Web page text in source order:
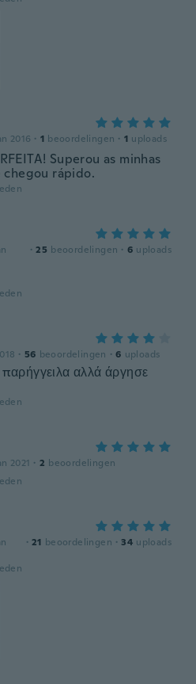
2016 · 1 beoordelingen · 1 uploads
Superou as minhas
chegou rápido.
· 25 beoordelingen · 6 uploads
· 56 beoordelingen · 6 uploads
αλλά άργησε
2021 · 2 beoordelingen
· 21 beoordelingen · 34 uploads